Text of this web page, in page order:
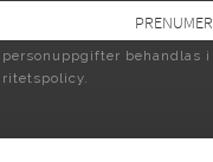
personuppgifter behandlas
.